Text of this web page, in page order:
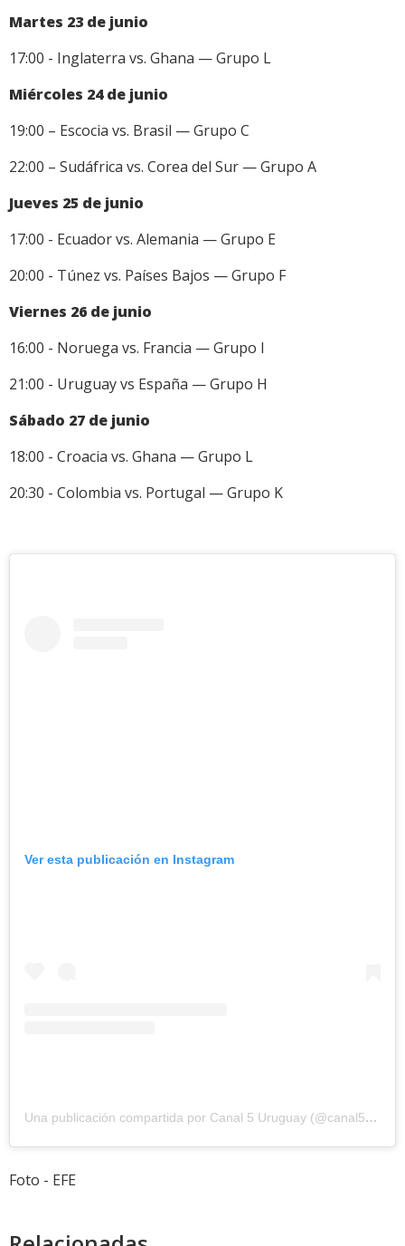
Martes 23 de junio
17:00 - Inglaterra vs. Ghana — Grupo L
Miércoles 24 de junio
19:00 – Escocia vs. Brasil — Grupo C
22:00 – Sudáfrica vs. Corea del Sur — Grupo A
Jueves 25 de junio
17:00 - Ecuador vs. Alemania — Grupo E
20:00 - Túnez vs. Países Bajos — Grupo F
Viernes 26 de junio
16:00 - Noruega vs. Francia — Grupo I
21:00 - Uruguay vs España — Grupo H
Sábado 27 de junio
18:00 - Croacia vs. Ghana — Grupo L
20:30 - Colombia vs. Portugal — Grupo K
Ver esta publicación en Instagram
Una publicación compartida por Canal 5 Uruguay (@canal5uruguay)
Foto - EFE